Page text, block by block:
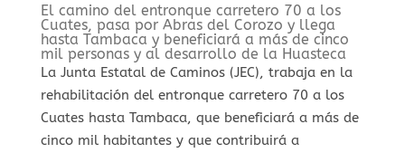
El camino del entronque carretero 70 a los
Cuates, pasa por Abras del Corozo y llega
hasta Tambaca y beneficiará a más de cinco
mil personas y al desarrollo de la Huasteca
La Junta Estatal de Caminos (JEC), trabaja en la
rehabilitación del entronque carretero 70 a los
Cuates hasta Tambaca, que beneficiará a más de
cinco mil habitantes y que contribuirá a